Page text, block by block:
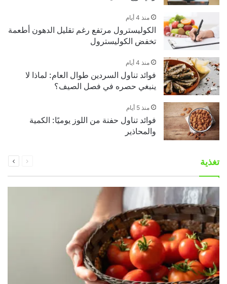
منذ 4 أيام
الكوليسترول مرتفع رغم تقليل الدهون أطعمة
تخفض الكوليسترول
منذ 4 أيام
فوائد تناول السردين طوال العام: لماذا لا
ينبغي حصره في فصل الصيف؟
منذ 5 أيام
فوائد تناول حفنة من اللوز يوميًا: الكمية
والمحاذير
تغذية الصفحةالصفحة